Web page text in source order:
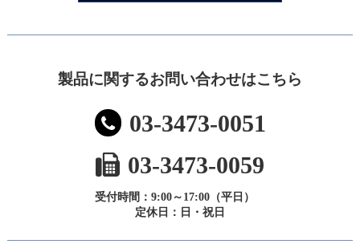
製品に関するお問い合わせはこちら
03-3473-0051
03-3473-0059
受付時間：9:00～17:00（平日）
定休日：日・祝日